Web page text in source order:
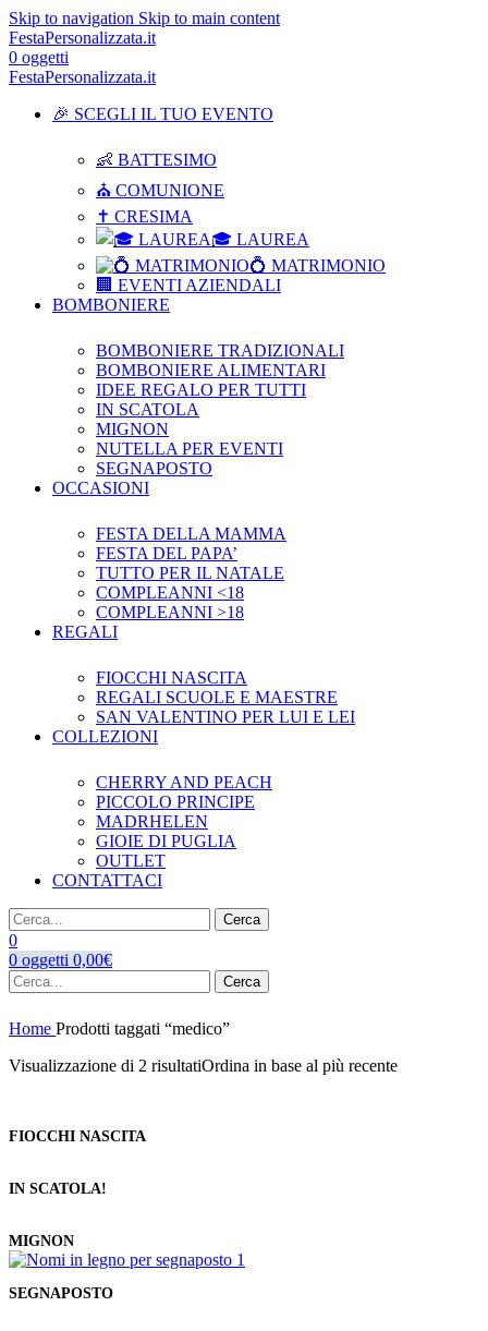
Skip to navigation Skip to main content
FestaPersonalizzata.it
0 oggetti
FestaPersonalizzata.it
🎉 SCEGLI IL TUO EVENTO
👶 BATTESIMO
⛪ COMUNIONE
✝ CRESIMA
🎓 LAUREA
💍 MATRIMONIO
🏢 EVENTI AZIENDALI
BOMBONIERE
BOMBONIERE TRADIZIONALI
BOMBONIERE ALIMENTARI
IDEE REGALO PER TUTTI
IN SCATOLA
MIGNON
NUTELLA PER EVENTI
SEGNAPOSTO
OCCASIONI
FESTA DELLA MAMMA
FESTA DEL PAPA’
TUTTO PER IL NATALE
COMPLEANNI <18
COMPLEANNI >18
REGALI
FIOCCHI NASCITA
REGALI SCUOLE E MAESTRE
SAN VALENTINO PER LUI E LEI
COLLEZIONI
CHERRY AND PEACH
PICCOLO PRINCIPE
MADRHELEN
GIOIE DI PUGLIA
OUTLET
CONTATTACI
Cerca
0
0 oggetti 0,00€
Cerca
Home Prodotti taggati “medico”
Visualizzazione di 2 risultatiOrdina in base al più recente
FIOCCHI NASCITA
IN SCATOLA!
MIGNON
SEGNAPOSTO